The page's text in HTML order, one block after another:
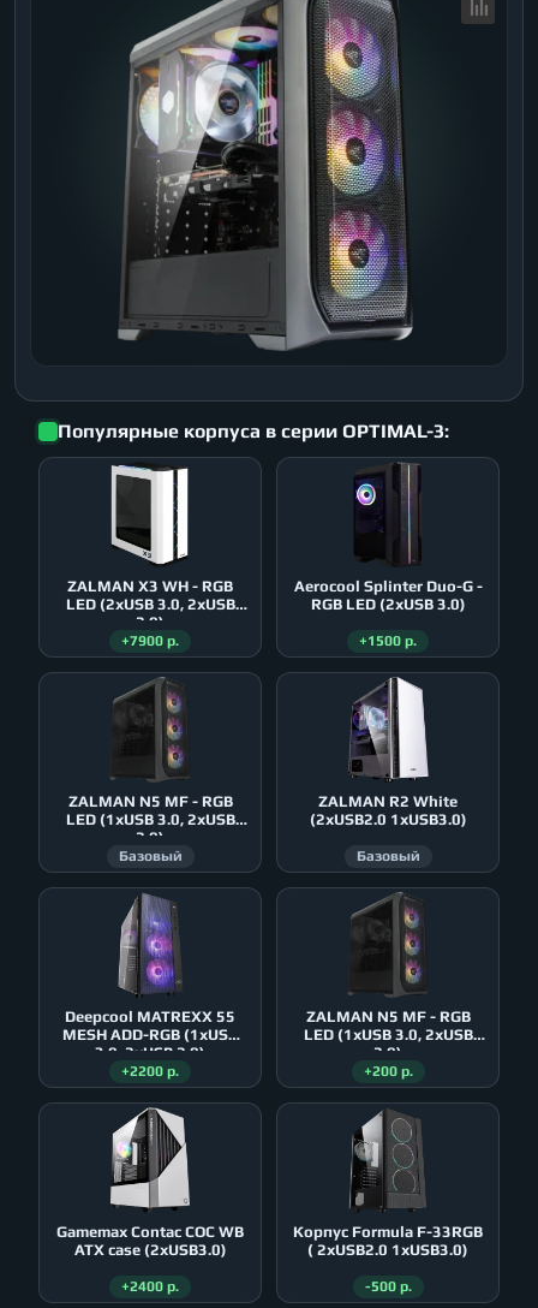
Популярные корпуса в серии OPTIMAL-3:
ZALMAN X3 WH - RGB
LED (2xUSB 3.0, 2xUSB
2.0)
+7900 р.
Aerocool Splinter Duo-G -
RGB LED (2xUSB 3.0)
+1500 р.
ZALMAN N5 MF - RGB
LED (1xUSB 3.0, 2xUSB
2.0)
Базовый
ZALMAN R2 White
(2xUSB2.0 1xUSB3.0)
Базовый
Deepcool MATREXX 55
MESH ADD-RGB (1xUSB
3.0, 2xUSB 2.0)
+2200 р.
ZALMAN N5 MF - RGB
LED (1xUSB 3.0, 2xUSB
2.0)
+200 р.
Gamemax Contac COC WB
ATX case (2xUSB3.0)
+2400 р.
Корпус Formula F-33RGB
( 2xUSB2.0 1xUSB3.0)
-500 р.